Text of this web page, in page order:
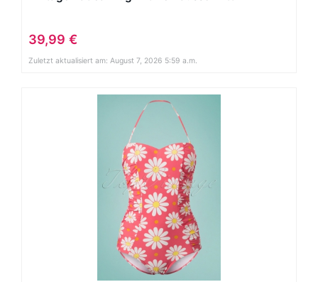
39,99 €
Zuletzt aktualisiert am: August 7, 2026 5:59 a.m.